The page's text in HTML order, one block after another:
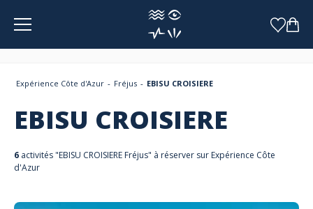
Panneau de gestion des cookies
Expérience Côte d'Azur Fréjus EBISU CROISIERE
EBISU CROISIERE
6 activités "EBISU CROISIERE Fréjus" à réserver sur Expérience Côte
d'Azur